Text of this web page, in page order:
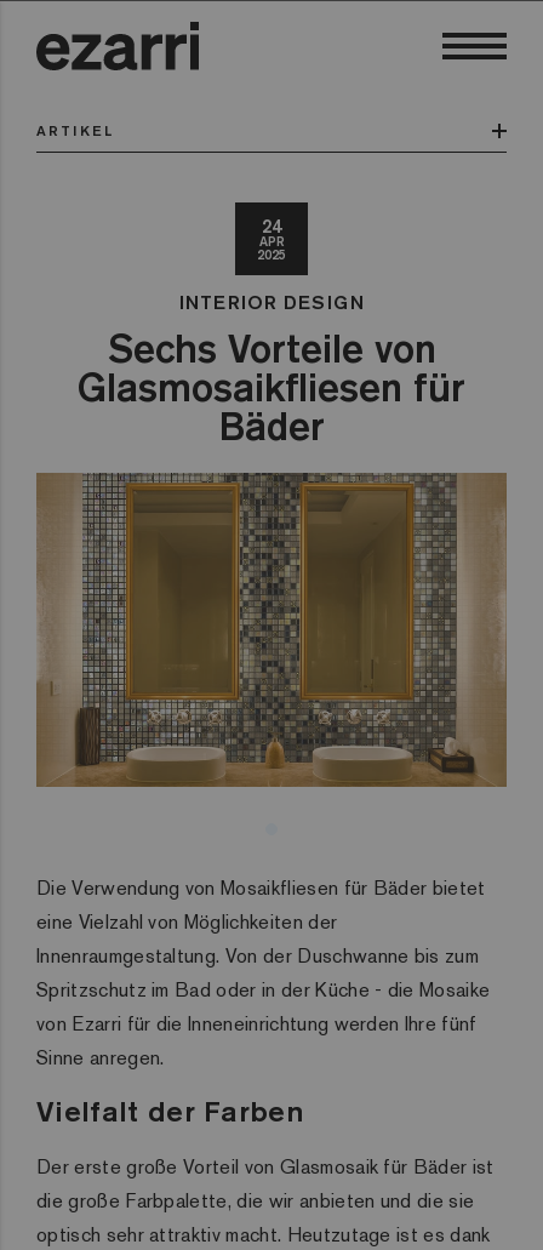
ARTIKEL
24
APR
2025
INTERIOR DESIGN
Sechs Vorteile von
Glasmosaikfliesen für
Bäder
Die Verwendung von Mosaikfliesen für Bäder bietet
eine Vielzahl von Möglichkeiten der
Innenraumgestaltung. Von der Duschwanne bis zum
Spritzschutz im Bad oder in der Küche - die Mosaike
von Ezarri für die Inneneinrichtung werden Ihre fünf
Sinne anregen.
Vielfalt der Farben
Der erste große Vorteil von Glasmosaik für Bäder ist
die große Farbpalette, die wir anbieten und die sie
optisch sehr attraktiv macht. Heutzutage ist es dank